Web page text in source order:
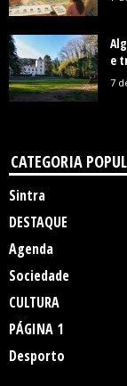
e
7
CATEGORIA
Sintra
DESTAQUE
Agenda
Sociedade
CULTURA
PÁGINA 1
Desporto